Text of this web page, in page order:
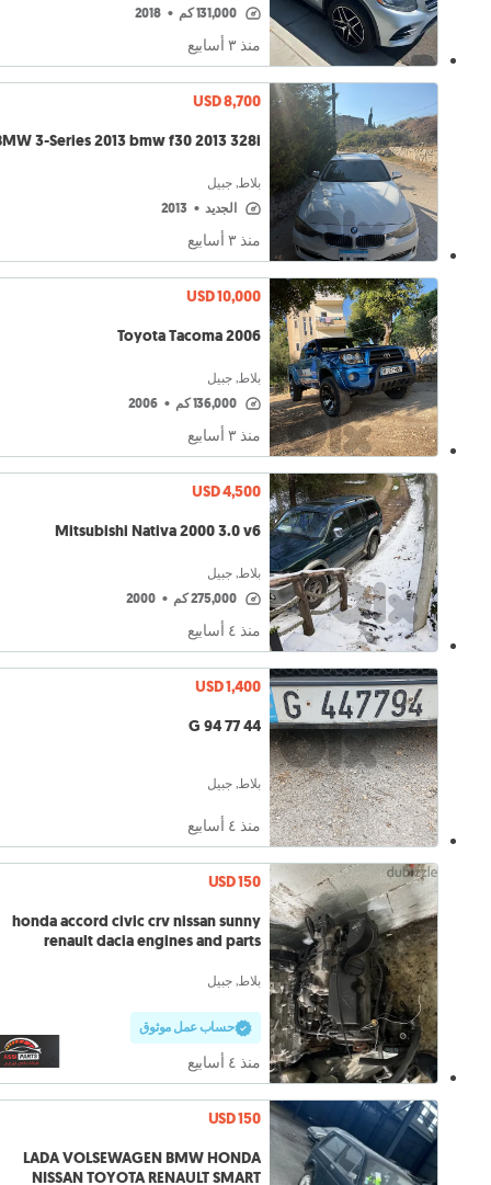
131,000 كم •
2018
منذ ٣ أسابيع
USD 8,700
3-Series 2013 bmw f30 2013 328i
بلاط, جبيل
الجديد •
2013
منذ ٣ أسابيع
USD 10,000
Toyota Tacoma 2006
بلاط, جبيل
136,000 كم •
2006
منذ ٣ أسابيع
USD 4,500
Mitsubishi Nativa 2000 3.0 v6
بلاط, جبيل
275,000 كم •
2000
منذ ٤ أسابيع
USD 1,400
44 77 94 G
بلاط, جبيل
منذ ٤ أسابيع
USD 150
honda accord civic crv nissan sunny
renault dacia engines and parts
بلاط, جبيل
حساب عمل موثوق
منذ ٤ أسابيع
USD 150
LADA VOLSEWAGEN BMW HONDA
NISSAN TOYOTA RENAULT SMART